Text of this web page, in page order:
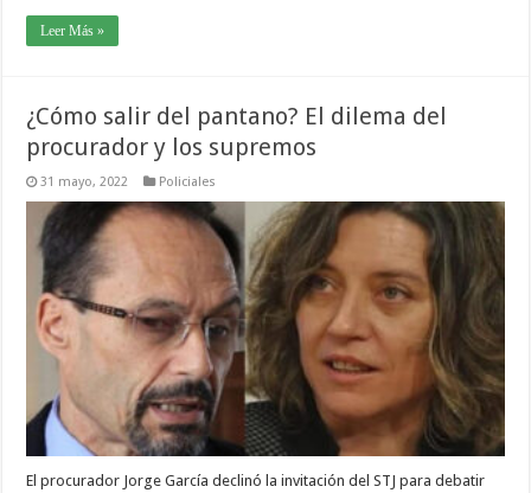
Leer Más »
¿Cómo salir del pantano? El dilema del
procurador y los supremos
31 mayo, 2022 Policiales
El procurador Jorge García declinó la invitación del STJ para debatir